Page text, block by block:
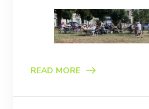
READ MORE